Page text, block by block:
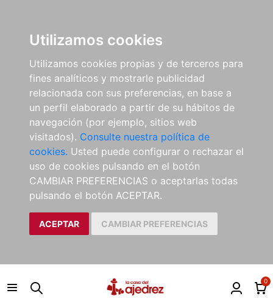
Utilizamos cookies
Utilizamos cookies propias y de terceros para
fines analíticos y mostrarle publicidad
relacionada con sus preferencias, en base a
un perfil elaborado a partir de su hábitos de
navegación (por ejemplo, sitios web
visitados). Consulte nuestra política de
cookies. Usted puede configurar o rechazar el
uso de cookies pulsando en el botón
CAMBIAR PREFERENCIAS o aceptarlas todas
pulsando el botón ACEPTAR.
ACEPTAR CAMBIAR PREFERENCIAS
0